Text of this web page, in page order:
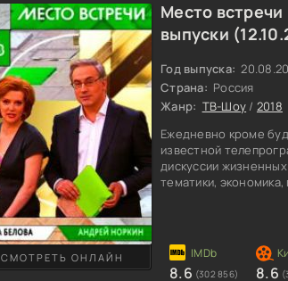
Место встречи
выпуски
Год выпуска:
Страна: Россия
Жанр: ТВ-Шоу / 2018
Ежедневно кроме
известной
дискуссии
тематики,
коррупционные
другими
СМОТРЕТЬ ОНЛАЙН
8.6 (302 856) 8.6